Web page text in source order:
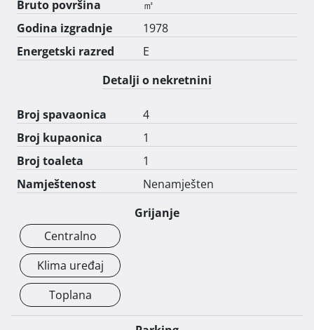
Bruto površina
㎡
Godina izgradnje
1978
Energetski razred
E
Detalji o nekretnini
Broj spavaonica
4
Broj kupaonica
1
Broj toaleta
1
Namještenost
Nenamješten
Grijanje
Centralno
Klima uređaj
Toplana